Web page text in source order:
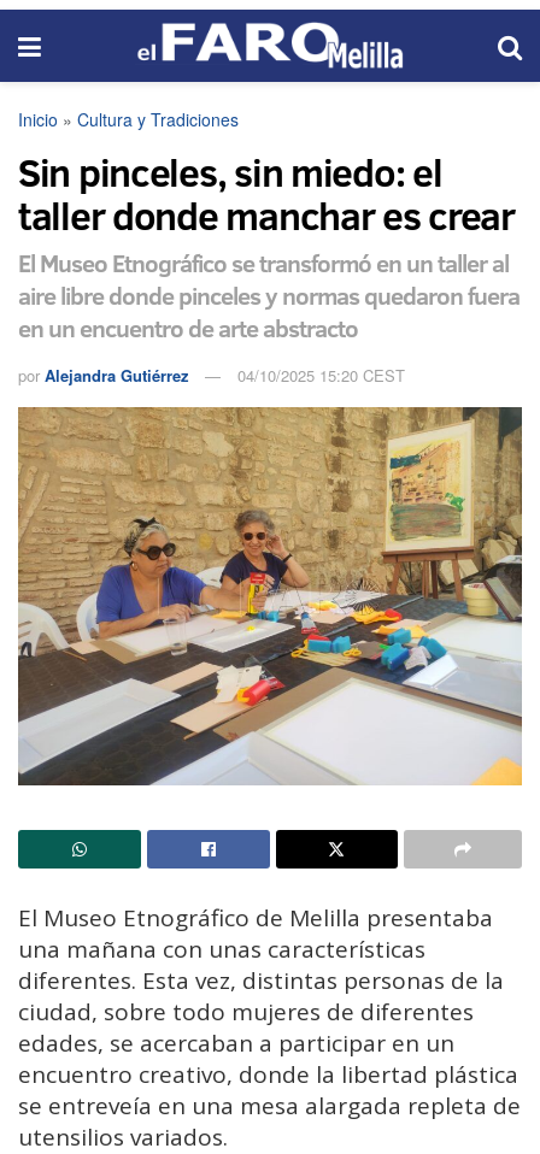
Inicio » Cultura y Tradiciones
Sin pinceles, sin miedo: el
taller donde manchar es crear
El Museo Etnográfico se transformó en un taller al
aire libre donde pinceles y normas quedaron fuera
en un encuentro de arte abstracto
por Alejandra Gutiérrez 04/10/2025 15:20 CEST
El Museo Etnográfico de Melilla presentaba
una mañana con unas características
diferentes. Esta vez, distintas personas de la
ciudad, sobre todo mujeres de diferentes
edades, se acercaban a participar en un
encuentro creativo, donde la libertad plástica
se entreveía en una mesa alargada repleta de
utensilios variados.